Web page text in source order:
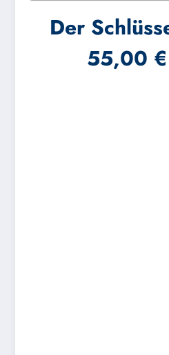
Der
55,00 €